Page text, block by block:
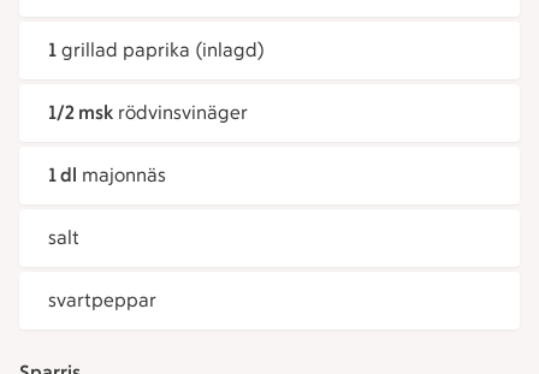
1 grillad paprika (inlagd)
1/2 msk rödvinsvinäger
1 dl majonnäs
salt
svartpeppar